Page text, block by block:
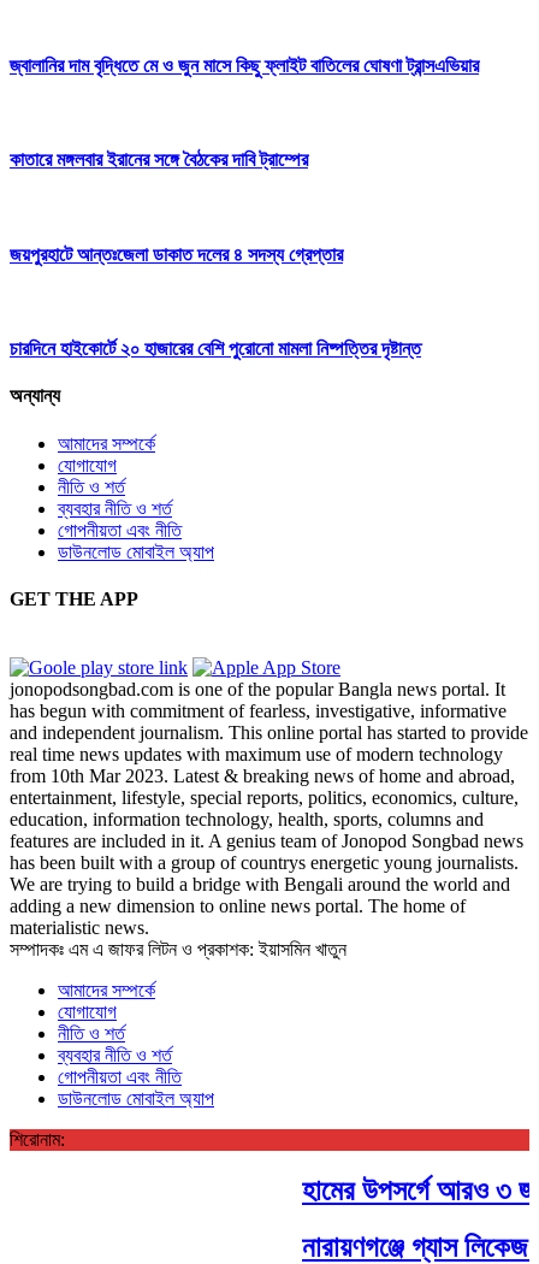
জ্বালানির দাম বৃদ্ধিতে মে ও জুন মাসে কিছু ফ্লাইট বাতিলের ঘোষণা ট্রান্সএভিয়ার
কাতারে মঙ্গলবার ইরানের সঙ্গে বৈঠকের দাবি ট্রাম্পের
জয়পুরহাটে আন্তঃজেলা ডাকাত দলের ৪ সদস্য গ্রেপ্তার
চারদিনে হাইকোর্টে ২০ হাজারের বেশি পুরোনো মামলা নিষ্পত্তির দৃষ্টান্ত
অন্যান্য
আমাদের সম্পর্কে
যোগাযোগ
নীতি ও শর্ত
ব্যবহার নীতি ও শর্ত
গোপনীয়তা এবং নীতি
ডাউনলোড মোবাইল অ্যাপ
GET THE APP
jonopodsongbad.com is one of the popular Bangla news portal. It
has begun with commitment of fearless, investigative, informative
and independent journalism. This online portal has started to provide
real time news updates with maximum use of modern technology
from 10th Mar 2023. Latest & breaking news of home and abroad,
entertainment, lifestyle, special reports, politics, economics, culture,
education, information technology, health, sports, columns and
features are included in it. A genius team of Jonopod Songbad news
has been built with a group of countrys energetic young journalists.
We are trying to build a bridge with Bengali around the world and
adding a new dimension to online news portal. The home of
materialistic news.
সম্পাদকঃ এম এ জাফর লিটন ও প্রকাশক: ইয়াসমিন খাতুন
আমাদের সম্পর্কে
যোগাযোগ
নীতি ও শর্ত
ব্যবহার নীতি ও শর্ত
গোপনীয়তা এবং নীতি
ডাউনলোড মোবাইল অ্যাপ
শিরোনাম:
হামের উপসর্গে আরও ৩
নারায়ণগঞ্জে গ্যাস